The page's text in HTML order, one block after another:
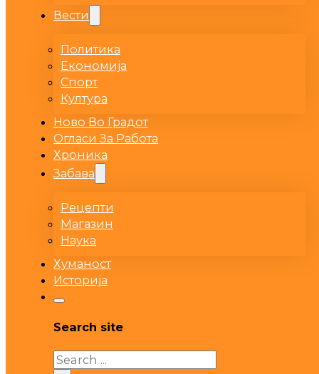
Вести
Политика
Економија
Спорт
Култура
Ново Во Градот
Огласи За Работа
Хроника
Забава
Рецепти
Магазин
Наука
Хуманост
Историја
Search site
Search